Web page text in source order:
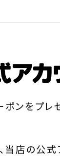
ンをプレ
当店の公